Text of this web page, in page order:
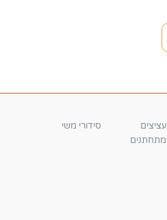
עציצים
סידורי משי
מתחתנים